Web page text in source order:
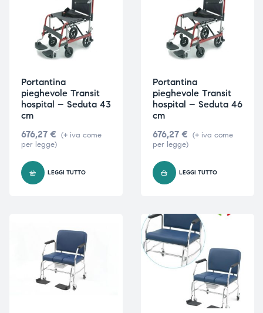
Portantina
pieghevole Transit
hospital – Seduta 43
cm
676,27 € (+ iva come
per legge)
LEGGI TUTTO
Portantina
pieghevole Transit
hospital – Seduta 46
cm
676,27 € (+ iva come
per legge)
LEGGI TUTTO